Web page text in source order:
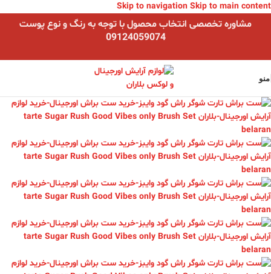
Skip to navigation Skip to main content
مشاوره تخصصی انتخاب محصول با توجه به رنگ و نوع پوست
09124059074
منو